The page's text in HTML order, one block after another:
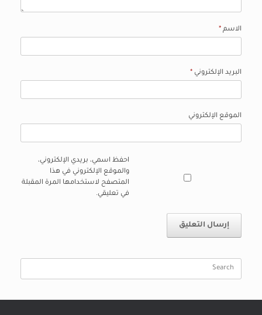
الاسم *
البريد الإلكتروني *
الموقع الإلكتروني
احفظ اسمي، بريدي الإلكتروني،
والموقع الإلكتروني في هذا
المتصفح لاستخدامها المرة المقبلة
في تعليقي.
Search